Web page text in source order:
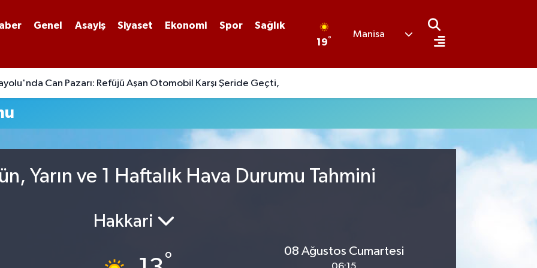
Genel Asayiş Siyaset Ekonomi Spor
Sağlık
19°
Manisa
Can Pazarı: Refüjü Aşan Otomobil Karşı Şeride Geçti,
Yarın ve 1 Haftalık Hava Durumu Tahmini
Hakkari
°
08 Ağustos Cumartesi